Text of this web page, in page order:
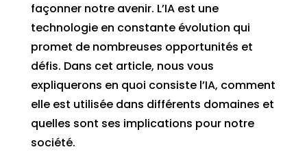
façonner notre avenir. L’IA est une
technologie en constante évolution qui
promet de nombreuses opportunités et
défis. Dans cet article, nous vous
expliquerons en quoi consiste l’IA, comment
elle est utilisée dans différents domaines et
quelles sont ses implications pour notre
société.